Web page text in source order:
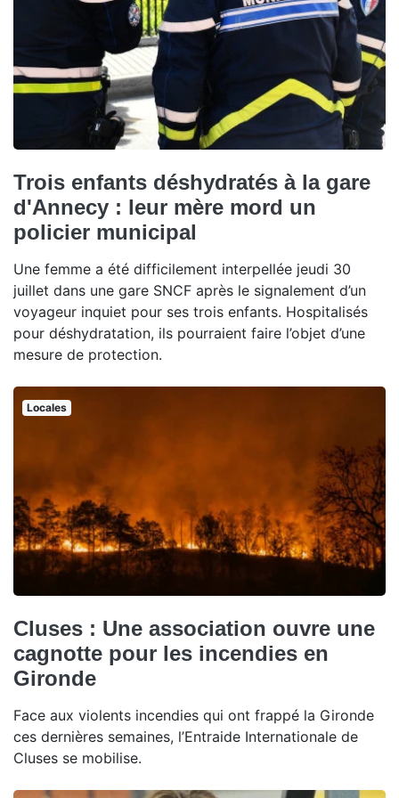
Trois enfants déshydratés à la gare
d'Annecy : leur mère mord un
policier municipal
Une femme a été difficilement interpellée jeudi 30
juillet dans une gare SNCF après le signalement d’un
voyageur inquiet pour ses trois enfants. Hospitalisés
pour déshydratation, ils pourraient faire l’objet d’une
mesure de protection.
Locales
Cluses : Une association ouvre une
cagnotte pour les incendies en
Gironde
Face aux violents incendies qui ont frappé la Gironde
ces dernières semaines, l’Entraide Internationale de
Cluses se mobilise.